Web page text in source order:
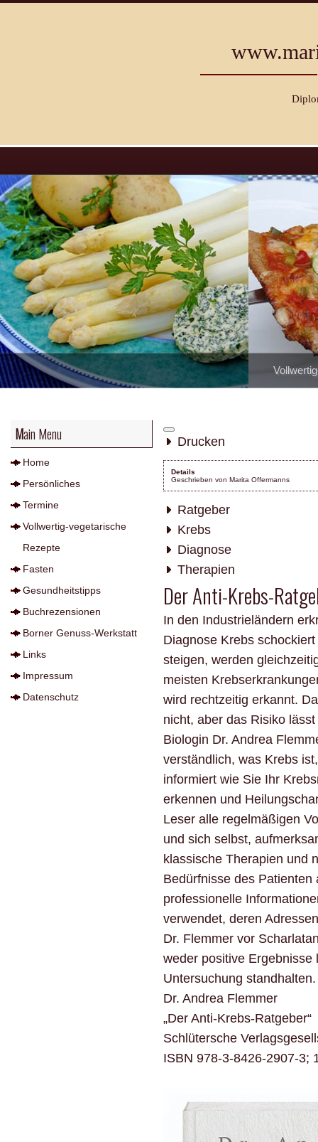
Main Menu
Home
Persönliches
Termine
Vollwertig-vegetarische
Rezepte
Fasten
Gesundheitstipps
Buchrezensionen
Borner Genuss-Werkstatt
Links
Impressum
Datenschutz
Drucken
Details
Geschrieben von Marita Offermanns
Ratgeber
Krebs
Diagnose
Therapien
Der Anti-Krebs-
In den Industrieländern
Diagnose Krebs
steigen, werden
meisten
wird rechtzeitig erkannt.
nicht, aber das Risiko
Biologin Dr. Andrea
verständlich, was Krebs
informiert wie Sie Ihr
erkennen und
Leser alle regelmäßigen
und sich selbst,
klassische Therapien und
Bedürfnisse des
professionelle
verwendet, deren
Dr. Flemmer vor
weder positive
Untersuchung standhalten.
Dr. Andrea Flemmer
„Der Anti-Krebs-Ratgeber“
Schlütersche
ISBN 978-3-8426-2907-3;